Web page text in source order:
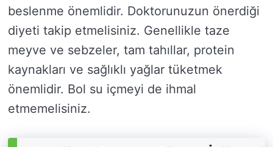
beslenme önemlidir. Doktorunuzun önerdiği
diyeti takip etmelisiniz. Genellikle taze
meyve ve sebzeler, tam tahıllar, protein
kaynakları ve sağlıklı yağlar tüketmek
önemlidir. Bol su içmeyi de ihmal
etmemelisiniz.